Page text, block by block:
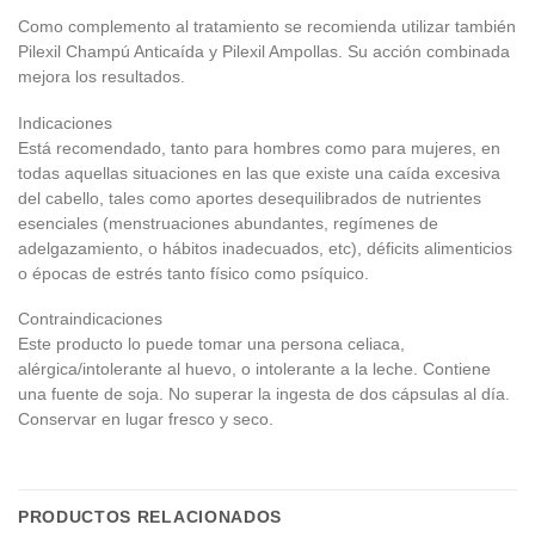
Como complemento al tratamiento se recomienda utilizar también
Pilexil Champú Anticaída y Pilexil Ampollas. Su acción combinada
mejora los resultados.
Indicaciones
Está recomendado, tanto para hombres como para mujeres, en
todas aquellas situaciones en las que existe una caída excesiva
del cabello, tales como aportes desequilibrados de nutrientes
esenciales (menstruaciones abundantes, regímenes de
adelgazamiento, o hábitos inadecuados, etc), déficits alimenticios
o épocas de estrés tanto físico como psíquico.
Contraindicaciones
Este producto lo puede tomar una persona celiaca,
alérgica/intolerante al huevo, o intolerante a la leche. Contiene
una fuente de soja. No superar la ingesta de dos cápsulas al día.
Conservar en lugar fresco y seco.
PRODUCTOS RELACIONADOS